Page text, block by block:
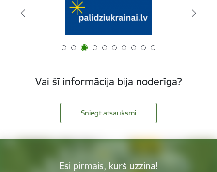
Vai šī informācija bija noderīga?
Sniegt atsauksmi
Esi pirmais, kurš uzzina!